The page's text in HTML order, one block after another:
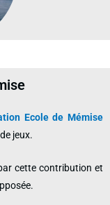
Ecole de Mémise
jeux.
cette contribution et